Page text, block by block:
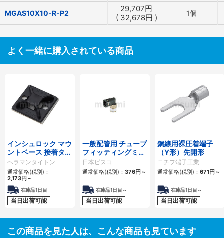
MGAS10X10-R-P2 29,707円
( 32,678円 ) 1個
よく一緒に購入されている商品
インシュロック マウ
ントベース 接着タイ
プ
ヘラマンタイトン
通常価格(税別)：
2,173円～
在庫品1日目
当日出荷可能
一般配管用 チューブ
フィッティングミニ
タイプ エルボ
日本ピスコ
通常価格(税別)： 376円～
在庫品1日目～
当日出荷可能
銅線用裸圧着端子
（Y形）先開形
ニチフ端子工業
通常価格(税別)： 671円～
在庫品1日目～
当日出荷可能
この商品を見た人は、こんな商品も見ています